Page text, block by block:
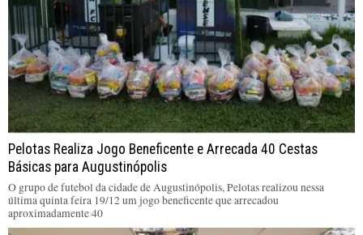
Pelotas Realiza Jogo Beneficente e Arrecada 40 Cestas
Básicas para Augustinópolis
O grupo de futebol da cidade de Augustinópolis, Pelotas realizou nessa
última quinta feira 19/12 um jogo beneficente que arrecadou
aproximadamente 40